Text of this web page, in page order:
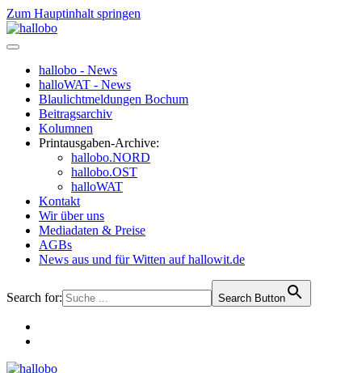
Zum Hauptinhalt springen
hallobo - News
halloWAT - News
Blaulichtmeldungen Bochum
Beitragsarchiv
Kolumnen
Printausgaben-Archive:
hallobo.NORD
hallobo.OST
halloWAT
Kontakt
Wir über uns
Mediadaten & Preise
AGBs
News aus und für Witten auf hallowit.de
Search for: Search Button